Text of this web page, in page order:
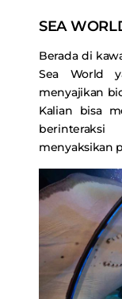
SEA
Berada di
Sea World
menyajikan
Kalian bisa
menyaksikan